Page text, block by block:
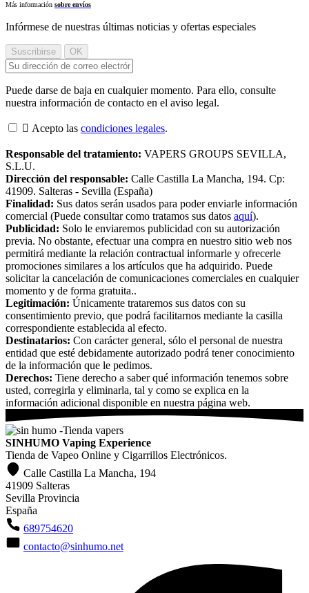
Más información sobre envíos
Infórmese de nuestras últimas noticias y ofertas especiales
Puede darse de baja en cualquier momento. Para ello, consulte
nuestra información de contacto en el aviso legal.
 Acepto las condiciones legales.
Responsable del tratamiento: VAPERS GROUPS SEVILLA,
S.L.U.
Dirección del responsable: Calle Castilla La Mancha, 194. Cp:
41909. Salteras - Sevilla (España)
Finalidad: Sus datos serán usados para poder enviarle información
comercial (Puede consultar como tratamos sus datos aquí).
Publicidad: Solo le enviaremos publicidad con su autorización
previa. No obstante, efectuar una compra en nuestro sitio web nos
permitirá mediante la relación contractual informarle y ofrecerle
promociones similares a los artículos que ha adquirido. Puede
solicitar la cancelación de comunicaciones comerciales en cualquier
momento y de forma gratuita..
Legitimación: Únicamente trataremos sus datos con su
consentimiento previo, que podrá facilitarnos mediante la casilla
correspondiente establecida al efecto.
Destinatarios: Con carácter general, sólo el personal de nuestra
entidad que esté debidamente autorizado podrá tener conocimiento
de la información que le pedimos.
Derechos: Tiene derecho a saber qué información tenemos sobre
usted, corregirla y eliminarla, tal y como se explica en la
información adicional disponible en nuestra página web.
SINHUMO Vaping Experience
Tienda de Vapeo Online y Cigarrillos Electrónicos.
Calle Castilla La Mancha, 194
41909 Salteras
Sevilla Provincia
España
689754620
contacto@sinhumo.net